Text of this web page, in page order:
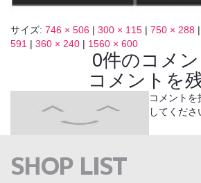
サイズ: 746 × 506 | 300 × 115 | 750 × 288 |
591 | 360 × 240 | 1560 × 600
0件のコメン
コメントを
コメントを
してくださ
SHOP LIST